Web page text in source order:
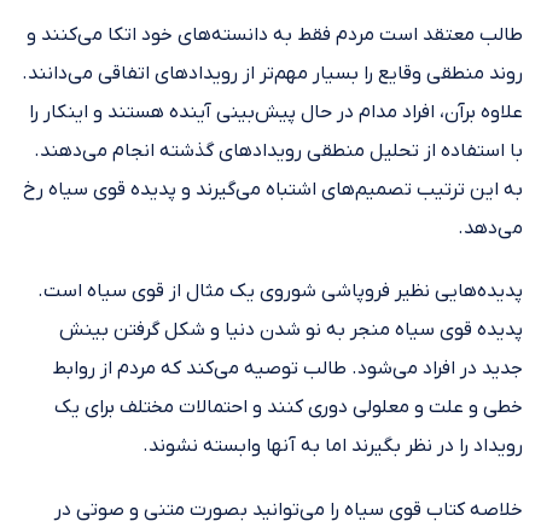
طالب معتقد است مردم فقط به دانسته‌های خود اتکا می‌کنند و
روند منطقی وقایع را بسیار مهم‌تر از رویدادهای اتفاقی می‌دانند.
علاوه برآن، افراد مدام در حال پیش‌بینی آینده هستند و اینکار را
با استفاده از تحلیل منطقی رویدادهای گذشته انجام می‌دهند.
به این ترتیب تصمیم‌های اشتباه می‌گیرند و پدیده قوی سیاه رخ
می‌دهد.
پدیده‌هایی نظیر فروپاشی شوروی یک مثال از قوی سیاه است.
پدیده قوی سیاه منجر به نو شدن دنیا و شکل گرفتن بینش
جدید در افراد می‌شود. طالب توصیه می‌کند که مردم از روابط
خطی و علت و معلولی دوری ‌کنند و احتمالات مختلف برای یک
رویداد را در نظر بگیرند اما به آنها وابسته نشوند.
خلاصه کتاب قوی سیاه را می‌توانید بصورت متنی و صوتی در